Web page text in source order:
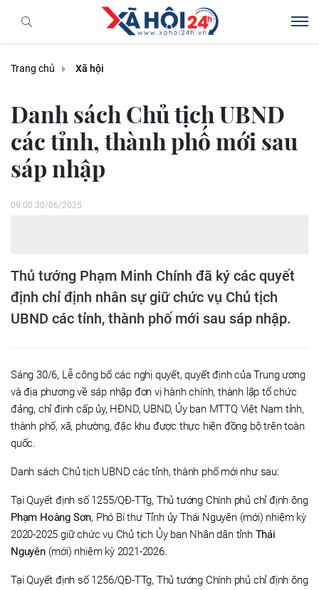
Trang chủ Xã hội
Danh sách Chủ tịch UBND
các tỉnh, thành phố mới sau
sáp nhập
09:00 30/06/2025
Thủ tướng Phạm Minh Chính đã ký các quyết
định chỉ định nhân sự giữ chức vụ Chủ tịch
UBND các tỉnh, thành phố mới sau sáp nhập.
Sáng 30/6, Lễ công bố các nghị quyết, quyết định của Trung ương
và địa phương về sáp nhập đơn vị hành chính, thành lập tổ chức
đảng, chỉ định cấp ủy, HĐND, UBND, Ủy ban MTTQ Việt Nam tỉnh,
thành phố, xã, phường, đặc khu được thực hiện đồng bộ trên toàn
quốc.
Danh sách Chủ tịch UBND các tỉnh, thành phố mới như sau:
Tại Quyết định số 1255/QĐ-TTg, Thủ tướng Chính phủ chỉ định ông
Phạm Hoàng Sơn, Phó Bí thư Tỉnh ủy Thái Nguyên (mới) nhiệm kỳ
2020-2025 giữ chức vụ Chủ tịch Ủy ban Nhân dân tỉnh Thái
Nguyên(mới) nhiệm kỳ 2021-2026.
Tại Quyết định số 1256/QĐ-TTg, Thủ tướng Chính phủ chỉ định ông